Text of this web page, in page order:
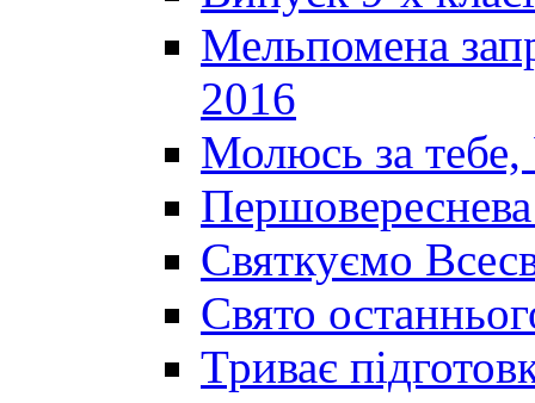
Мельпомена
2016
Молюсь за тебе,
Святкуємо
Свято
Триває